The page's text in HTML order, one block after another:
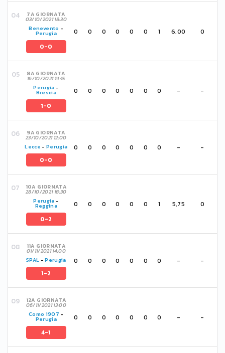
7A GIORNATA
03/10/2021 18:30
Benevento -
Perugia
0-0
0 0 0 0 0 0 1 6,00 0
8A GIORNATA
16/10/2021 14:15
Perugia -
Brescia
1-0
0 0 0 0 0 0 0 - -
9A GIORNATA
23/10/2021 12:00
Lecce -Perugia
0-0
0 0 0 0 0 0 0 - -
10A GIORNATA
28/10/2021 18:30
Perugia -
Reggina
0-2
0 0 0 0 0 0 1 5,75 0
11A GIORNATA
01/11/2021 14:00
SPAL -Perugia
1-2
0 0 0 0 0 0 0 - -
12A GIORNATA
06/11/2021 13:00
Como 1907 -
Perugia
4-1
0 0 0 0 0 0 0 - -